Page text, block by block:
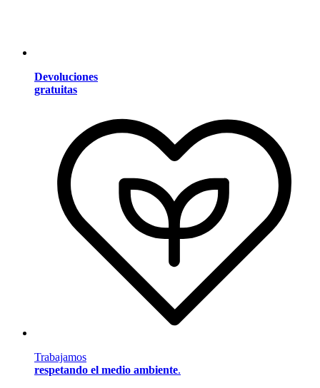
Devoluciones
gratuitas
Trabajamos
respetando el medio ambiente.